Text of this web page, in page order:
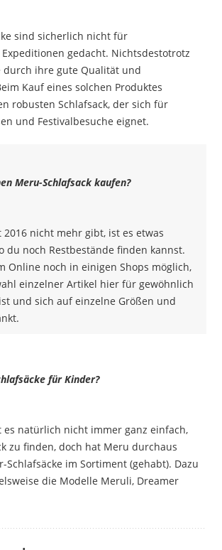
sind sicherlich nicht für
gedacht. Nichtsdestotrotz
durch ihre gute Qualität und
Kauf eines solchen Produktes
robusten Schlafsack, der sich für
und Festivalbesuche eignet.
Meru-Schlafsack kaufen?
2016 nicht mehr gibt, ist es etwas
du noch Restbestände finden kannst.
Online noch in einigen Shops möglich,
einzelner Artikel hier für gewöhnlich
und sich auf einzelne Größen und
für Kinder?
es natürlich nicht immer ganz einfach,
zu finden, doch hat Meru durchaus
Schlafsäcke im Sortiment (gehabt). Dazu
die Modelle Meruli, Dreamer